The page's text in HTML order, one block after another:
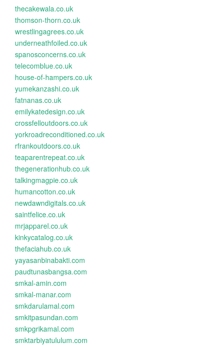
thecakewala.co.uk
thomson-thorn.co.uk
wrestlingagrees.co.uk
underneathfoiled.co.uk
spanosconcerns.co.uk
telecomblue.co.uk
house-of-hampers.co.uk
yumekanzashi.co.uk
fatnanas.co.uk
emilykatedesign.co.uk
crossfelloutdoors.co.uk
yorkroadreconditioned.co.uk
rfrankoutdoors.co.uk
teaparentrepeat.co.uk
thegenerationhub.co.uk
talkingmagpie.co.uk
humancotton.co.uk
newdawndigitals.co.uk
saintfelice.co.uk
mrjapparel.co.uk
kinkycatalog.co.uk
thefaciahub.co.uk
yayasanbinabakti.com
paudtunasbangsa.com
smkal-amin.com
smkal-manar.com
smkdarulamal.com
smkitpasundan.com
smkpgrikamal.com
smktarbiyatululum.com